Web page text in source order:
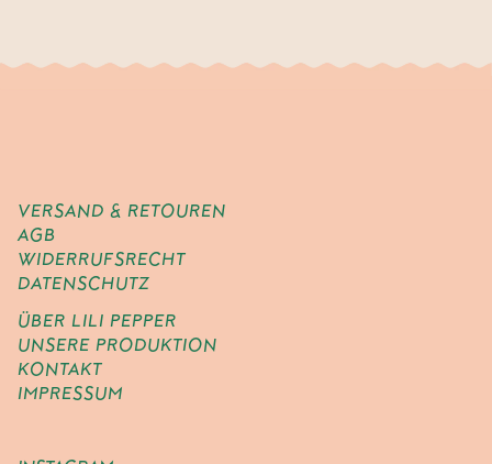
VERSAND & RETOUREN
AGB
WIDERRUFSRECHT
DATENSCHUTZ
ÜBER LILI PEPPER
UNSERE PRODUKTION
KONTAKT
IMPRESSUM